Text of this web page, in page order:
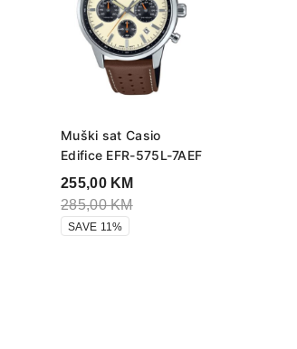
Muški sat Casio
Edifice EFR-575L-7AEF
255,00 KM
285,00KM
SAVE 11%